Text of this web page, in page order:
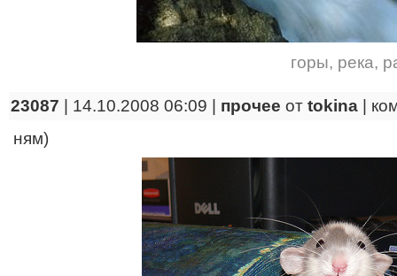
горы, река,
23087 | 14.10.2008 06:09 | прочее от tokina
ням)